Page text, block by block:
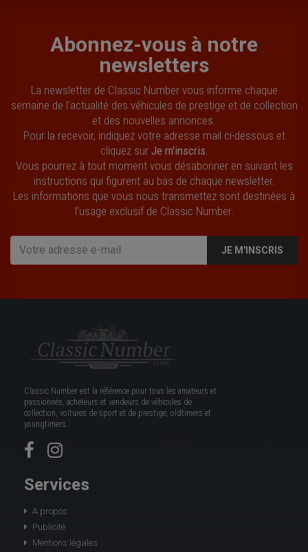
Abonnez-vous à notre
newsletters
La newsletter de Classic Number vous informe chaque
semaine de l’actualité des véhicules de prestige et de collection
et des nouvelles annonces.
Pour la recevoir, indiquez votre adresse mail ci-dessous et
cliquez sur Je m'inscris
Vous pourrez à tout moment vous désabonner en suivant les
instructions qui figurent au bas de chaque newsletter.
Les informations que vous nous transmettez sont destinées à
l’usage exclusif de Classic Number.
JE M'INSCRIS
Classic Number est la référence pour tous les amateurs et
passionnés, acheteurs et vendeurs de véhicules de
collection, voitures de sport et de prestige, oldtimers et
youngtimers.
Services
A propos
Publicité
Mentions légales